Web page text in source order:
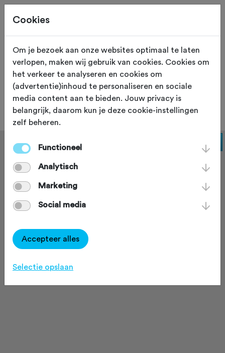
Jongieux
Côte de Jongieux
Cookies
Om je bezoek aan onze websites optimaal te laten
verlopen, maken wij gebruik van cookies. Cookies om
het verkeer te analyseren en cookies om
(advertentie)inhoud te personaliseren en sociale
media content aan te bieden. Jouw privacy is
belangrijk, daarom kun je deze cookie-instellingen
zelf beheren.
Functioneel
Analytisch
Marketing
Social media
Accepteer alles
Selectie opslaan